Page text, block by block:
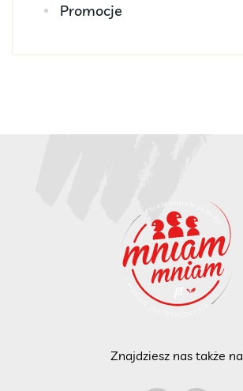
Promocje
Znajdziesz nas także na